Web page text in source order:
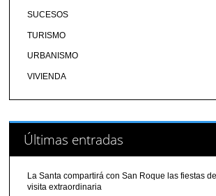
SUCESOS
TURISMO
URBANISMO
VIVIENDA
Últimas entradas
La Santa compartirá con San Roque las fiestas
visita extraordinaria